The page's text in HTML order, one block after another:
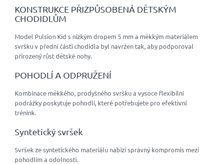
KONSTRUKCE PŘIZPŮSOBENÁ DĚTSKÝM
CHODIDLŮM
Model Pulsion Kid s nízkým dropem 5 mm a měkkým materiálem
svršku v přední části chodidla byl navržen tak, aby podporoval
přirozený růst dětské nohy.
POHODLÍ A ODPRUŽENÍ
Kombinace měkkého, prodyšného svršku a vysoce flexibilní
podrážky poskytuje pohodlí, které potřebujete pro efektivní
trénink.
Syntetický svršek
Svršek ze syntetického materiálu nabízí správný kompromis mezi
pohodlím a odolností.